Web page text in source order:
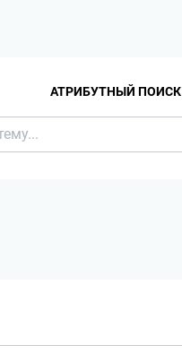
АТРИБУТНЫЙ ПОИСК